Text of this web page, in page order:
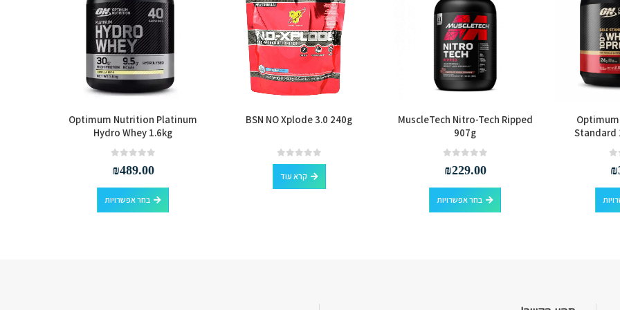
Standard
₪
למוצר זה יש מספר סוגים. ניתן לבחור את האפשרויות בעמוד המוצר
MuscleTech Nitro-Tech Ripped
907g
₪229.00
בחר אפשרויות
למוצר זה יש מספר סוגים. ניתן לבחור את האפשרויות בעמוד המוצר
BSN NO Xplode 3.0 240g
0
out of 5
קרא עוד
Optimum Nutrition Platinum
Hydro Whey 1.6kg
₪489.00
בחר אפשרויות
למוצר זה יש מספר סוגים. ניתן לבחור את האפשרויות בעמוד המוצר